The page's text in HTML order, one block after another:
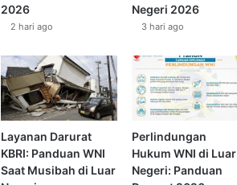
2026
2 hari ago
Negeri 2026
3 hari ago
Layanan Darurat
KBRI: Panduan WNI
Saat Musibah di Luar
Perlindungan
Hukum WNI di Luar
Negeri: Panduan